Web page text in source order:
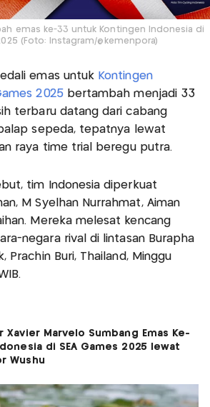
emas ke-33 untuk Kontingen Indonesia di
(Foto: Instagram/@kemenpora)
emas untuk Kontingen
2025bertambah menjadi 33
terbaru datang dari cabang
sepeda, tepatnya lewat
raya time trial beregu putra.
tim Indonesia diperkuat
M Syelhan Nurrahmat, Aiman
Mereka melesat kencang
negara rival di lintasan Burapha
Prachin Buri, Thailand, Minggu
Xavier Marvelo Sumbang Emas Ke-
di SEA Games 2025 lewat
Wushu